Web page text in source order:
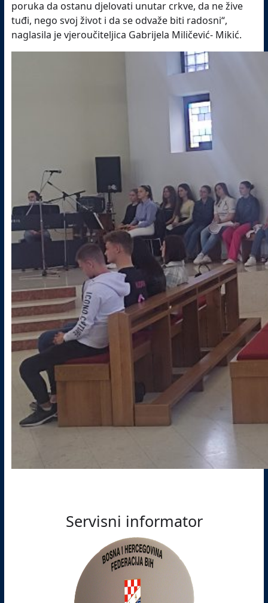
poruka da ostanu djelovati unutar crkve, da ne žive
tuđi, nego svoj život i da se odvaže biti radosni“,
naglasila je vjeroučiteljica Gabrijela Miličević- Mikić.
Servisni informator